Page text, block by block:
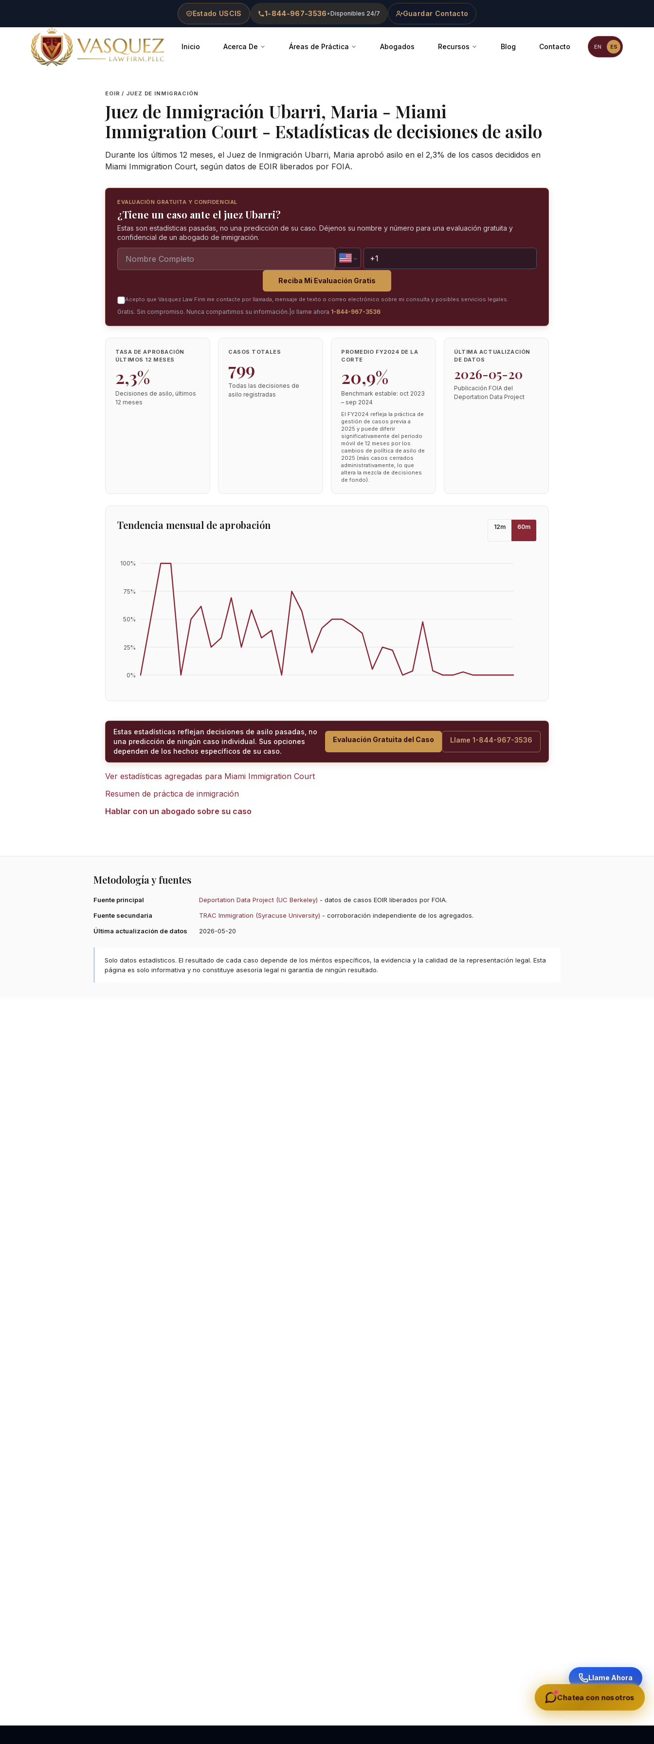
Estado USCIS 1-844-967-3536 •Disponibles 24/7 Guardar Contacto
Vasquez Law Firm - Home
Inicio Acerca De Áreas de Práctica Abogados Recursos Blog Contacto ES
EN
EOIR / JUEZ DE INMIGRACIÓN
Juez de Inmigración Ubarri, Maria - Miami
Immigration Court - Estadísticas de decisiones de asilo
Durante los últimos 12 meses, el Juez de Inmigración Ubarri, Maria aprobó asilo en el 2,3% de los casos decididos en
Miami Immigration Court, según datos de EOIR liberados por FOIA.
EVALUACIÓN GRATUITA Y CONFIDENCIAL
¿Tiene un caso ante el juez Ubarri?
Estas son estadísticas pasadas, no una predicción de su caso. Déjenos su nombre y número para una evaluación gratuita y
confidencial de un abogado de inmigración.
Reciba Mi Evaluación Gratis
Acepto que Vasquez Law Firm me contacte por llamada, mensaje de texto o correo electrónico sobre mi consulta y posibles servicios legales.
Gratis. Sin compromiso. Nunca compartimos su información. o llame ahora 1-844-967-3536
TASA DE APROBACIÓN
ÚLTIMOS 12 MESES
2,3%
Decisiones de asilo, últimos
12 meses
CASOS TOTALES
799
Todas las decisiones de
asilo registradas
PROMEDIO FY2024 DE LA
CORTE
20,9%
Benchmark estable: oct 2023
– sep 2024
El FY2024 refleja la práctica de
gestión de casos previa a
2025 y puede diferir
significativamente del periodo
móvil de 12 meses por los
cambios de política de asilo de
2025 (más casos cerrados
administrativamente, lo que
altera la mezcla de decisiones
de fondo).
ÚLTIMA ACTUALIZACIÓN
DE DATOS
2026-05-20
Publicación FOIA del
Deportation Data Project
Tendencia mensual de aprobación 12m 60m
0%
25%
50%
75%
100%
Estas estadísticas reflejan decisiones de asilo pasadas, no
una predicción de ningún caso individual. Sus opciones
dependen de los hechos específicos de su caso.
Evaluación Gratuita del Caso Llame 1-844-967-3536
Ver estadísticas agregadas para Miami Immigration Court
Resumen de práctica de inmigración
Hablar con un abogado sobre su caso
Metodología y fuentes
Fuente principal Deportation Data Project (UC Berkeley) - datos de casos EOIR liberados por FOIA.
Fuente secundaria
TRAC Immigration (Syracuse University) - corroboración independiente de los agregados.
Última actualización de datos
2026-05-20
Solo datos estadísticos. El resultado de cada caso depende de los méritos específicos, la evidencia y la calidad de la representación legal. Esta
página es solo informativa y no constituye asesoría legal ni garantía de ningún resultado.
Llame Ahora
Chatea con nosotros